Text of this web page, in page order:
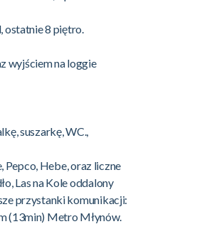
ostatnie 8 piętro.
wyjściem na loggie
suszarkę, WC.,
Pepco, Hebe, oraz liczne
Las na Kole oddalony
przystanki komunikacji:
(13min) Metro Młynów.